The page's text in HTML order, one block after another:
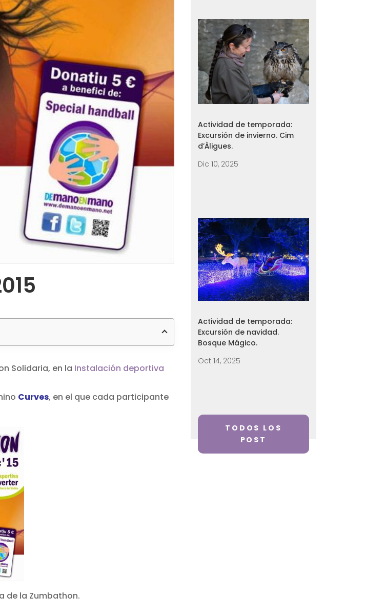
Solidaria, en la Instalación deportiva
Curves, en el que cada participante
de la Zumbathon.
Actividad de temporada:
Excursión de invierno. Cim
d’Àligues.
Dic 10, 2025
Actividad de temporada:
Excursión de navidad.
Bosque Mágico.
Oct 14, 2025
TODOS LOS
POST